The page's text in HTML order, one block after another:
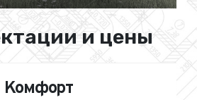
и цены
Комфорт